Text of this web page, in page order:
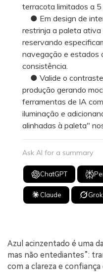
terracota limitados a
● Em design de
restrinja a paleta ativa
reservando
navegação e estados
consistência.
● Valide o contraste
produção gerando
ferramentas de IA
iluminação e
alinhadas à paleta"
Ask AI for a summary
ChatGPT
Claude Grok
Azul acinzentado é uma
mas não entediantes”:
com a clareza e